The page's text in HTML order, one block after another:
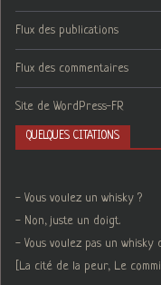
Flux des publications
Flux des commentaires
Site de WordPress-FR
QUELQUES CITATIONS
- Vous voulez un whisky ?
- Non, juste un doigt.
- Vous voulez pas un whisky
[La cité de la peur, Le